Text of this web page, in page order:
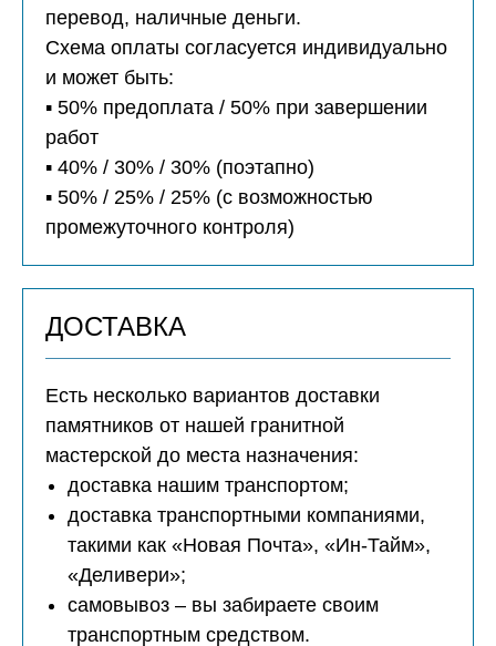
перевод, наличные деньги.
Схема оплаты согласуется индивидуально
и может быть:
▪️ 50% предоплата / 50% при завершении
работ
▪️ 40% / 30% / 30% (поэтапно)
▪️ 50% / 25% / 25% (с возможностью
промежуточного контроля)
ДОСТАВКА
Есть несколько вариантов доставки
памятников от нашей гранитной
мастерской до места назначения:
доставка нашим транспортом;
доставка транспортными компаниями,
такими как «Новая Почта», «Ин-Тайм»,
«Деливери»;
самовывоз – вы забираете своим
транспортным средством.